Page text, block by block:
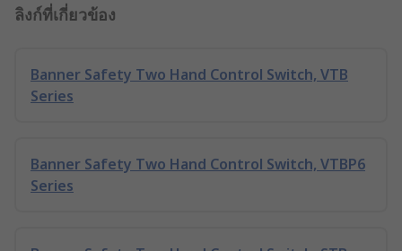
ลิงก์ที่เกี่ยวข้อง
Banner Safety Two Hand Control Switch, VTB
Series
Banner Safety Two Hand Control Switch, VTBP6
Series